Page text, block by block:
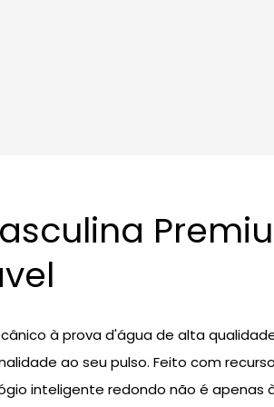
à prova d'água de alta
ao seu pulso. Feito com
inteligente redondo não é apenas